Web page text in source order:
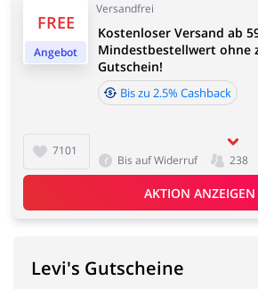
FREE
Angebot
Versandfrei
7101
Kostenloser Versand ab
Mindestbestellwert ohne
Gutschein!
Bis zu 2.5% Cashback
Bis auf Widerruf 238
AKTION ANZEIGEN
Levi's Gutscheine